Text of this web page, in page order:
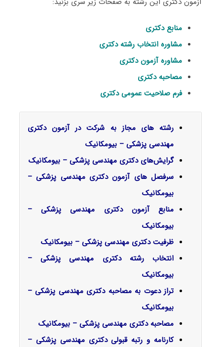
منابع دکتری
مشاوره انتخاب رشته دکتری
مشاوره آزمون دکتری
مصاحبه دکتری
فرم صلاحیت عمومی دکتری
رشته های مجاز به شرکت در آزمون دکتری
مهندسی پزشکی – بیومکانیک
گرایش‌های دکتری مهندسی پزشکی – بیومکانیک
سرفصل‌ های آزمون دکتری مهندسی پزشکی –
بیومکانیک
منابع آزمون دکتری مهندسی پزشکی –
بیومکانیک
ظرفیت دکتری مهندسی پزشکی – بیومکانیک
انتخاب رشته دکتری مهندسی پزشکی –
بیومکانیک
تراز دعوت به مصاحبه دکتری مهندسی پزشکی –
بیومکانیک
مصاحبه دکتری مهندسی پزشکی – بیومکانیک
کارنامه و رتبه قبولی دکتری مهندسی پزشکی –